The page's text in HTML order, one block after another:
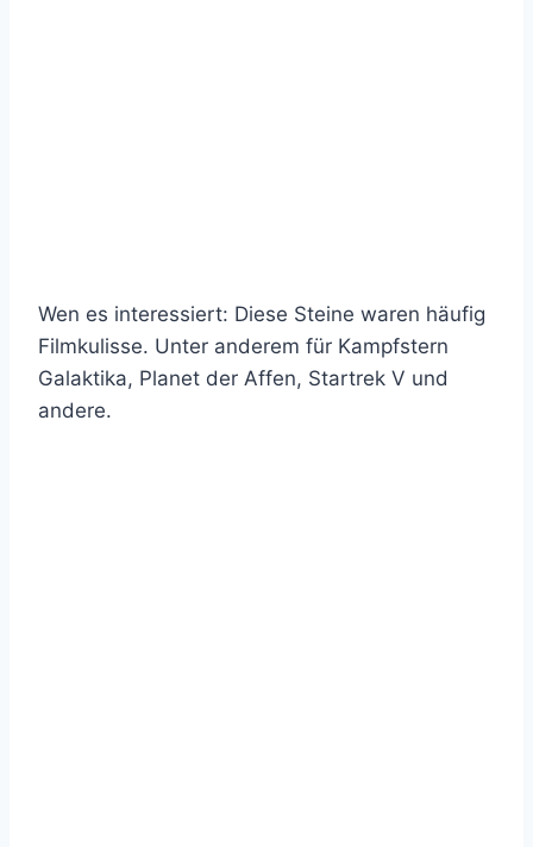
Wen es interessiert: Diese Steine waren häufig
Filmkulisse. Unter anderem für Kampfstern
Galaktika, Planet der Affen, Startrek V und
andere.